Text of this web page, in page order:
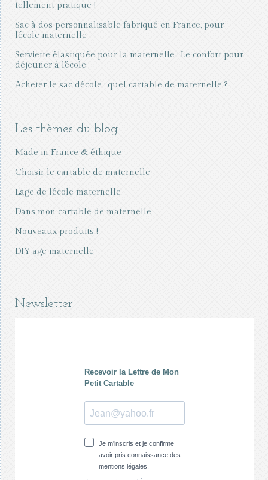
tellement pratique !
Sac à dos personnalisable fabriqué en France, pour
l'école maternelle
Serviette élastiquée pour la maternelle : Le confort pour
déjeuner à l'école
Acheter le sac d’école : quel cartable de maternelle ?
Les thèmes du blog
Made in France & éthique
Choisir le cartable de maternelle
L'age de l'école maternelle
Dans mon cartable de maternelle
Nouveaux produits !
DIY age maternelle
Newsletter